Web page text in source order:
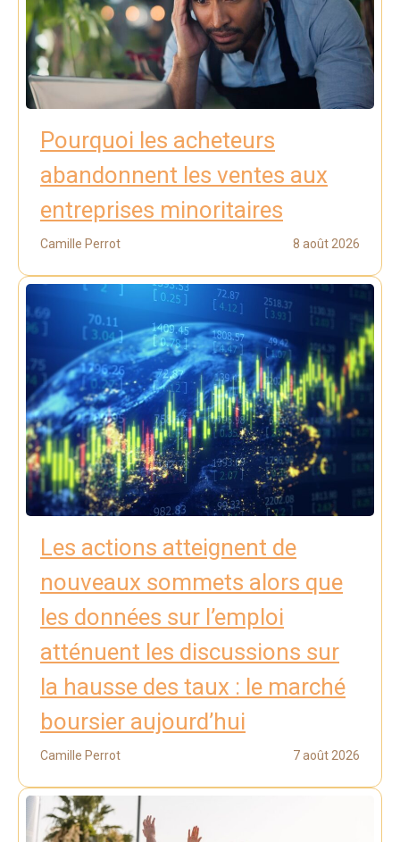
Pourquoi les acheteurs
abandonnent les ventes aux
entreprises minoritaires
Camille Perrot 8 août 2026
Les actions atteignent de
nouveaux sommets alors que
les données sur l’emploi
atténuent les discussions sur
la hausse des taux : le marché
boursier aujourd’hui
Camille Perrot 7 août 2026